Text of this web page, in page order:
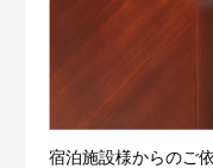
宿泊施設様からのご